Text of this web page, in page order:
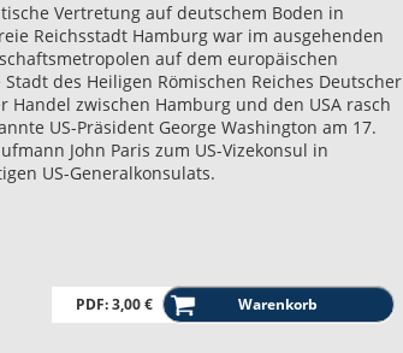
Vertretung auf deutschem Boden in
Reichsstadt Hamburg war im ausgehenden
auf dem europäischen
des Heiligen Römischen Reiches Deutscher
Handel zwischen Hamburg und den USA rasch
US-Präsident George Washington am 17.
John Paris zum US-Vizekonsul in
US-Generalkonsulats.
PDF: 3,00 €